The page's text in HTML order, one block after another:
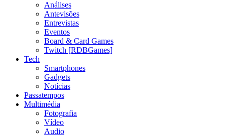
Análises
Antevisões
Entrevistas
Eventos
Board & Card Games
Twitch [RDBGames]
Tech
Smartphones
Gadgets
Notícias
Passatempos
Multimédia
Fotografia
Vídeo
Audio